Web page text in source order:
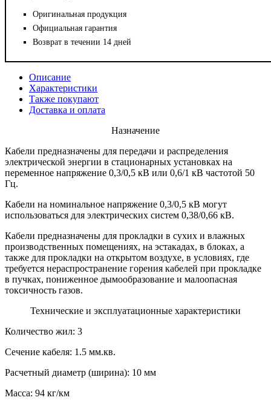
Оригинальная продукция
Официальная гарантия
Возврат в течении 14 дней
Описание
Характеристики
Также покупают
Доставка и оплата
Назначение
Кабели предназначены для передачи и распределения
электрической энергии в стационарных установках на
переменное напряжение 0,3/0,5 кВ или 0,6/1 кВ частотой 50
Гц.
Кабели на номинальное напряжение 0,3/0,5 кВ могут
использоваться для электрических систем 0,38/0,66 кВ.
Кабели предназначены для прокладки в сухих и влажных
производственных помещениях, на эстакадах, в блоках, а
также для прокладки на открытом воздухе, в условиях, где
требуется нераспространение горения кабелей при прокладке
в пучках, пониженное дымообразование и малоопасная
токсичность газов.
Технические и эксплуатационные характеристики
Количество жил: 3
Сечение кабеля: 1.5 мм.кв.
Расчетный диаметр (ширина): 10 мм
Масса: 94 кг/км